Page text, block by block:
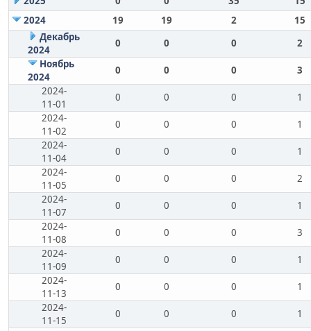
2024
19 19 2
15
Декабрь
2024
0 0 0
2
Ноябрь
2024
0 0 0
3
2024-
11-01
0 0 0
1
2024-
11-02
0 0 0
1
2024-
11-04
0 0 0
1
2024-
11-05
0 0 0
2
2024-
11-07
0 0 0
1
2024-
11-08
0 0 0
3
2024-
11-09
0 0 0
1
2024-
11-13
0 0 0
1
2024-
11-15
0 0 0
1